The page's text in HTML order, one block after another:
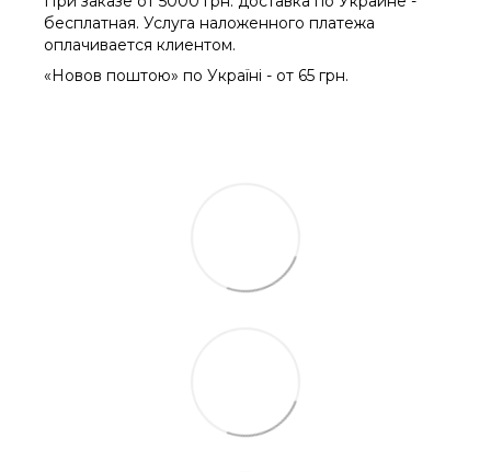
бесплатная. Услуга наложенного платежа
оплачиваетcя клиентом.
«Новов поштою» по Україні - от 65 грн.